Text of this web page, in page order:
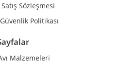
Sözleşmesi
Politikası
Malzemeleri